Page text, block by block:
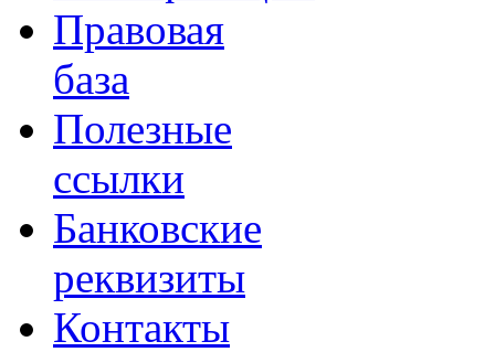
Правовая
база
Полезные
ссылки
Банковские
реквизиты
Контакты